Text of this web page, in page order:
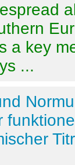
a key
...